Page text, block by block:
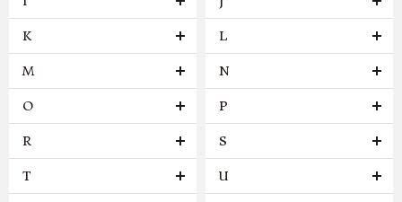
K L
M N
O P
R S
T U